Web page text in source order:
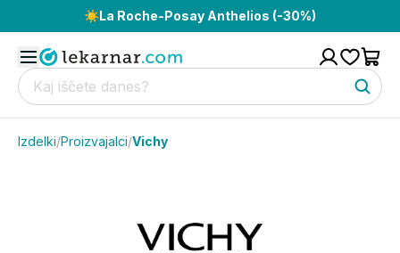
☀️La Roche-Posay Anthelios (-30%)
Izdelki/Proizvajalci/Vichy